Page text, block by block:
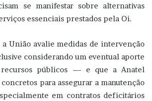
se manifestar sobre alternativas
essenciais prestados pela Oi.
a União avalie medidas de intervenção
considerando um eventual aporte
públicos — e que a Anatel
para assegurar a manutenção
em contratos deficitários